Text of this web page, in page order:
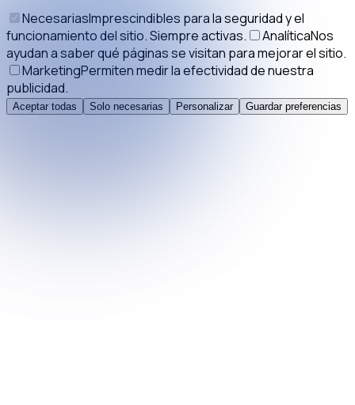
NecesariasImprescindibles para la seguridad y el
funcionamiento del sitio. Siempre activas.
AnalíticaNos
ayudan a saber qué páginas se visitan para mejorar el sitio.
MarketingPermiten medir la efectividad de nuestra
publicidad.
Aceptar todas Solo necesarias Personalizar Guardar preferencias